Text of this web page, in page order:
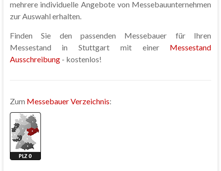
mehrere individuelle Angebote von Messebauunternehmen
zur Auswahl erhalten.
Finden Sie den passenden Messebauer für Ihren
Messestand in Stuttgart mit einer Messestand
Ausschreibung- kostenlos!
Zum Messebauer Verzeichnis: